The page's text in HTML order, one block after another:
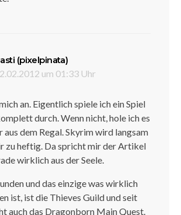
(pixelpinata)
um 01:33 Uhr
an. Eigentlich spiele ich ein Spiel
durch. Wenn nicht, hole ich es
aus dem Regal. Skyrim wird langsam
zu heftig. Da spricht mir der Artikel
wirklich aus der Seele.
und das einzige was wirklich
ist, ist die Thieves Guild und seit
auch das Dragonborn Main Quest.